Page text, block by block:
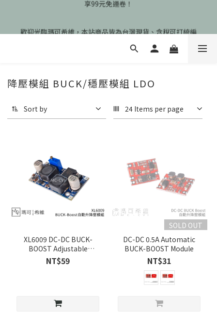
🎉慶開幕🎉期間限定註冊會員即享199元免運、會員首次下單加碼
降壓模組 BUCK/穩壓模組 LDO
Sort by 24 Items per page
XL6009 DC-DC BUCK-
BOOST Adjustable
Converter Module
NT$59
SOLD OUT
DC-DC 0.5A Automatic
BUCK-BOOST Module
NT$31